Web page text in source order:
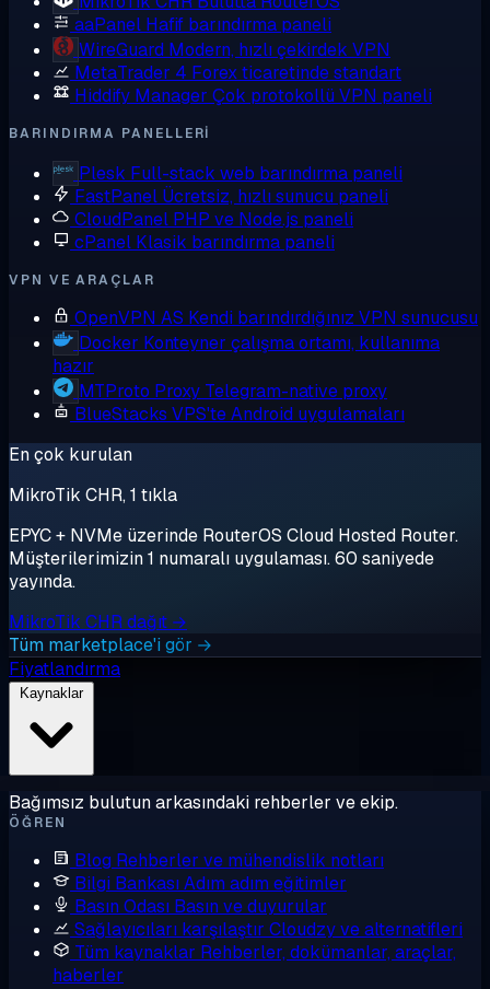
aaPanel Hafif barındırma paneli
WireGuard Modern, hızlı çekirdek VPN
MetaTrader 4 Forex ticaretinde standart
Hiddify Manager Çok protokollü VPN paneli
BARINDIRMA PANELLERI
Plesk Full-stack web barındırma paneli
FastPanel Ücretsiz, hızlı sunucu paneli
CloudPanel PHP ve Node.js paneli
cPanel Klasik barındırma paneli
VPN VE ARAÇLAR
OpenVPN AS Kendi barındırdığınız VPN sunucusu
Docker Konteyner çalışma ortamı, kullanıma
hazır
MTProto Proxy Telegram-native proxy
BlueStacks VPS'te Android uygulamaları
En çok kurulan
MikroTik CHR, 1 tıkla
EPYC + NVMe üzerinde RouterOS Cloud Hosted Router.
Müşterilerimizin 1 numaralı uygulaması. 60 saniyede
yayında.
MikroTik CHR dağıt →
Tüm marketplace'i gör →
Fiyatlandırma
Kaynaklar
Bağımsız bulutun arkasındaki rehberler ve ekip.
ÖĞREN
Blog Rehberler ve mühendislik notları
Bilgi Bankası Adım adım eğitimler
Basın Odası Basın ve duyurular
Sağlayıcıları karşılaştır Cloudzy ve alternatifleri
Tüm kaynaklar Rehberler, dokümanlar, araçlar,
haberler